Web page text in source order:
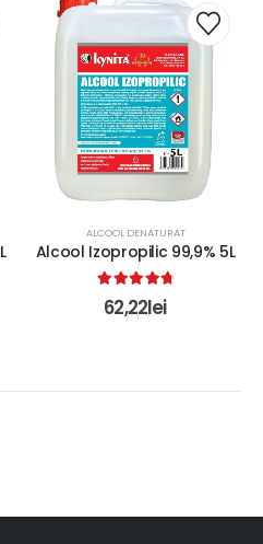
ALCOOL DENATURAT
Alcool Izopropilic 99,9% 5L
4.88out of 5
62,22lei